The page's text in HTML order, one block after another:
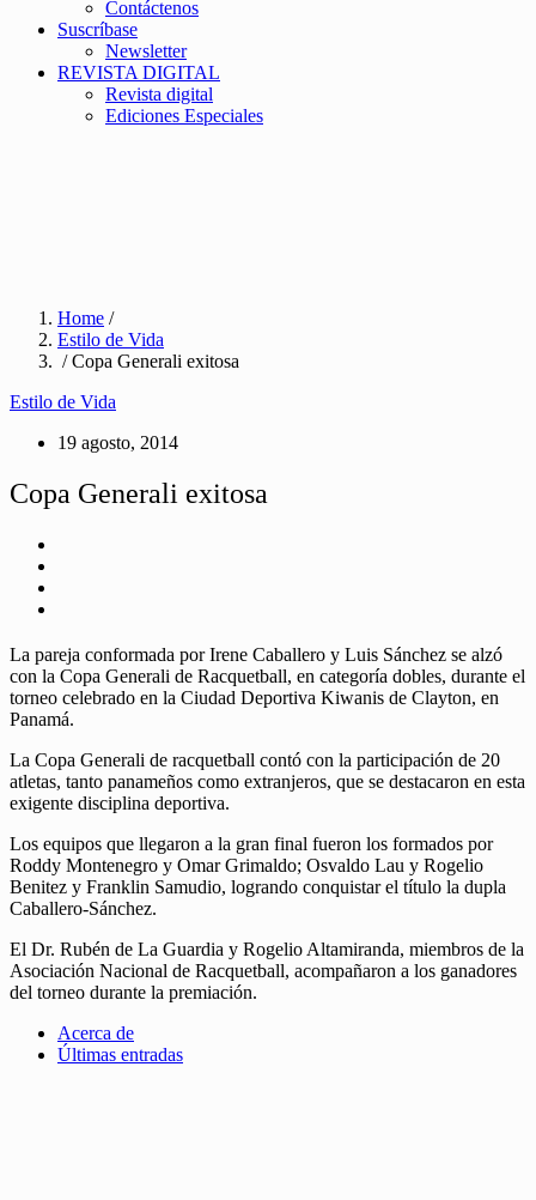
Contáctenos
Suscríbase
Newsletter
REVISTA DIGITAL
Revista digital
Ediciones Especiales
Home /
Estilo de Vida
/ Copa Generali exitosa
Estilo de Vida
19 agosto, 2014
Copa Generali exitosa
La pareja conformada por Irene Caballero y Luis Sánchez se alzó
con la Copa Generali de Racquetball, en categoría dobles, durante el
torneo celebrado en la Ciudad Deportiva Kiwanis de Clayton, en
Panamá.
La Copa Generali de racquetball contó con la participación de 20
atletas, tanto panameños como extranjeros, que se destacaron en esta
exigente disciplina deportiva.
Los equipos que llegaron a la gran final fueron los formados por
Roddy Montenegro y Omar Grimaldo; Osvaldo Lau y Rogelio
Benitez y Franklin Samudio, logrando conquistar el título la dupla
Caballero-Sánchez.
El Dr. Rubén de La Guardia y Rogelio Altamiranda, miembros de la
Asociación Nacional de Racquetball, acompañaron a los ganadores
del torneo durante la premiación.
Acerca de
Últimas entradas